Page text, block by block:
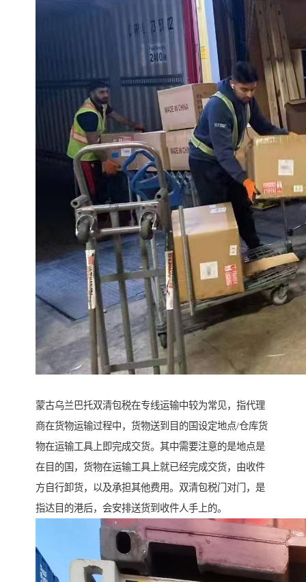
蒙古乌兰巴托双清包税在专线运输中较为常见，指代理
商在货物运输过程中，货物送到目的国设定地点/仓库货
物在运输工具上即完成交货。其中需要注意的是地点是
在目的国，货物在运输工具上就已经完成交货，由收件
方自行卸货，以及承担其他费用。双清包税门对门，是
指达目的港后，会安排送货到收件人手上的。